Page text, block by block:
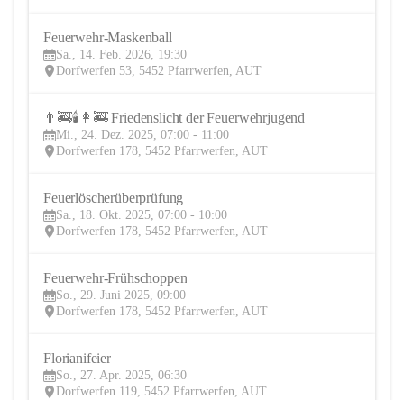
Feuerwehr-Maskenball
Sa., 14. Feb. 2026, 19:30
Dorfwerfen 53, 5452 Pfarrwerfen, AUT
👨‍🚒🕯️👩‍🚒 Friedenslicht der Feuerwehrjugend
Mi., 24. Dez. 2025, 07:00 - 11:00
Dorfwerfen 178, 5452 Pfarrwerfen, AUT
Feuerlöscherüberprüfung
Sa., 18. Okt. 2025, 07:00 - 10:00
Dorfwerfen 178, 5452 Pfarrwerfen, AUT
Feuerwehr-Frühschoppen
So., 29. Juni 2025, 09:00
Dorfwerfen 178, 5452 Pfarrwerfen, AUT
Florianifeier
So., 27. Apr. 2025, 06:30
Dorfwerfen 119, 5452 Pfarrwerfen, AUT